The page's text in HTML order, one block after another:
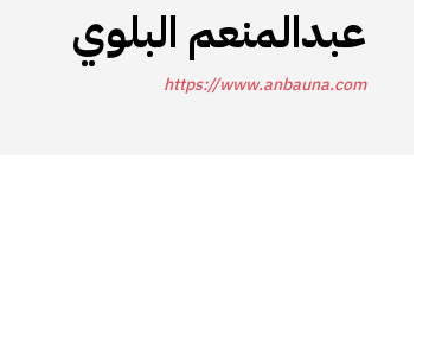
عبدالمنعم البلوي
https://www.anbauna.com